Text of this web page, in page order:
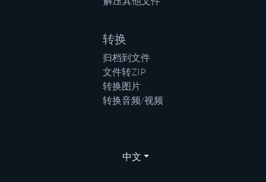
转换
归档到文件
文件转ZIP
转换图片
转换音频/视频
中文